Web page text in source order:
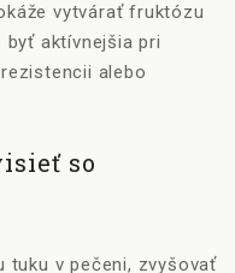
vytvárať fruktózu
byť aktívnejšia pri
alebo
so
tuku v pečeni, zvyšovať